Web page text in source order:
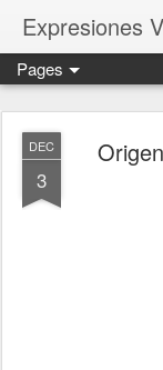
Expresiones
Pages
DEC
3